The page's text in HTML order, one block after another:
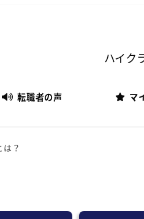
ハイク
転職者の声 マ
？